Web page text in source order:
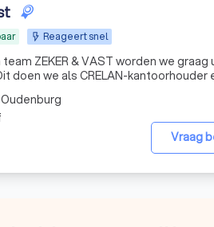
Reageert snel
ZEKER & VAST worden we
doen we als CRELAN-
Vraag